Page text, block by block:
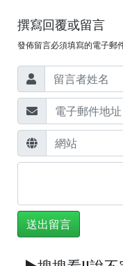
撰寫回覆或留言
發佈留言必須填寫的電子郵